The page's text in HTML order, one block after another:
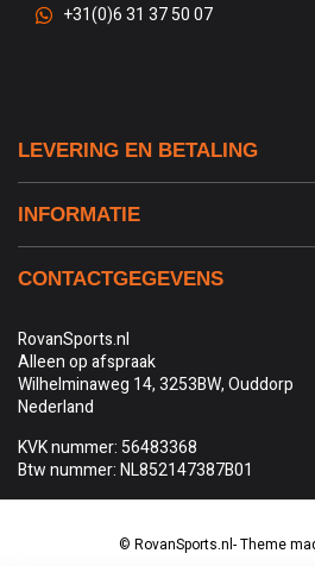
+31(0)6 31 37 50 07
LEVERING EN BETALING
INFORMATIE
CONTACTGEGEVENS
RovanSports.nl
Alleen op afspraak
Wilhelminaweg 14, 3253BW, Ouddorp
Nederland
KVK nummer: 56483368
Btw nummer: NL852147387B01
© RovanSports.nl- Theme